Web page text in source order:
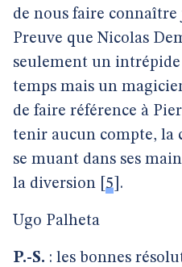
de nous faire connaître
Preuve que Nicolas
seulement un intrépide
temps mais un
de faire référence à
tenir aucun compte, la
se muant dans ses
la diversion 5 .
Ugo Palheta
P.-S. : les bonnes